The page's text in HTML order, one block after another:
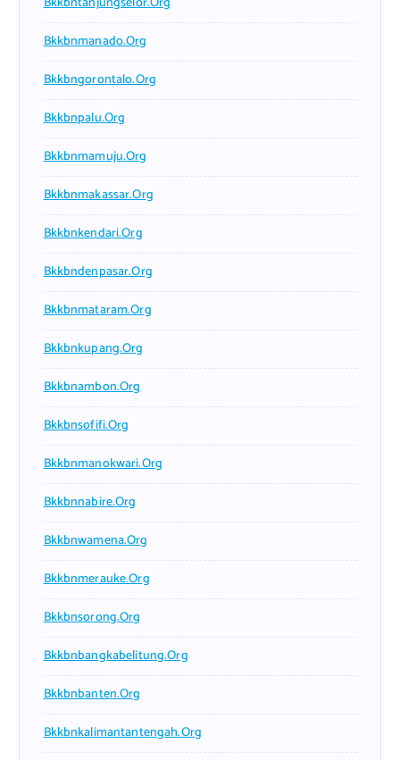
Bkkbnmanado.org
Bkkbngorontalo.org
Bkkbnpalu.org
Bkkbnmamuju.org
Bkkbnmakassar.org
Bkkbnkendari.org
Bkkbndenpasar.org
Bkkbnmataram.org
Bkkbnkupang.org
Bkkbnambon.org
Bkkbnsofifi.org
Bkkbnmanokwari.org
Bkkbnnabire.org
Bkkbnwamena.org
Bkkbnmerauke.org
Bkkbnsorong.org
Bkkbnbangkabelitung.org
Bkkbnbanten.org
Bkkbnkalimantantengah.org